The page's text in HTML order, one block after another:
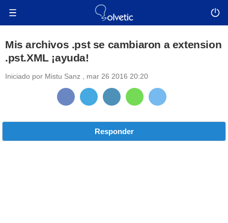
Mis archivos .pst se cambiaron a extension
.pst.XML ¡ayuda!
Iniciado por Mistu Sanz mar 26 2016 20:20
Responder